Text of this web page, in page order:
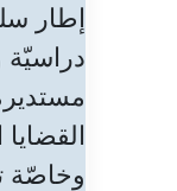
إطار
القضايا
وخاصّة